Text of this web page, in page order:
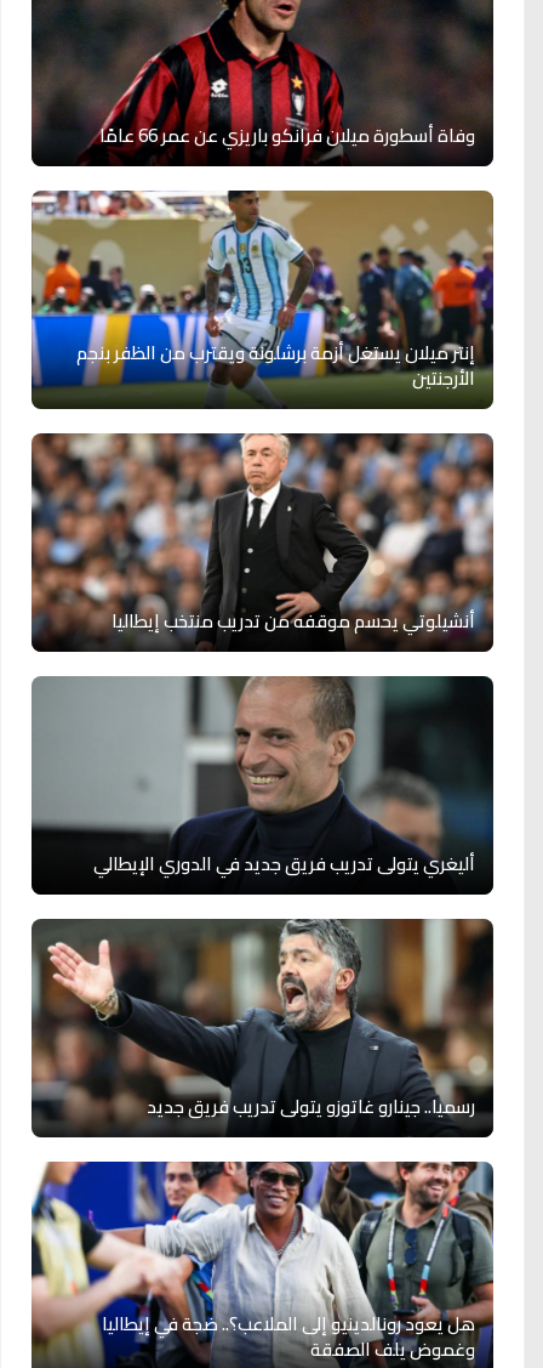
وفاة أسطورة ميلان فرانكو باريزي عن عمر 66 عامًا
إنتر ميلان يستغل أزمة برشلونة ويقترب من الظفر بنجم
الأرجنتين
أنشيلوتي يحسم موقفه من تدريب منتخب إيطاليا
أليغري يتولى تدريب فريق جديد في الدوري الإيطالي
رسميا.. جينارو غاتوزو يتولى تدريب فريق جديد
هل يعود رونالدينيو إلى الملاعب؟.. ضجة في إيطاليا
وغموض يلف الصفقة